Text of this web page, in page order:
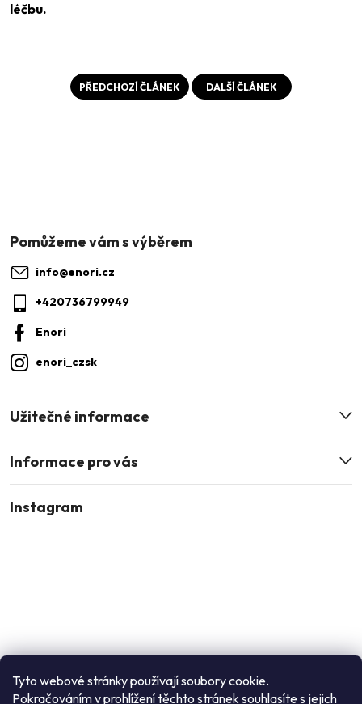
Tyto webové stránky používají soubory cookie.
Pokračováním v prohlížení těchto stránek souhlasíte s jejich
léčbu.
PŘEDCHOZÍ ČLÁNEK DALŠÍ ČLÁNEK
Užitečné informace
Informace pro vás
info@enori.cz
+420736799949
Enori
enori_czsk
Instagram